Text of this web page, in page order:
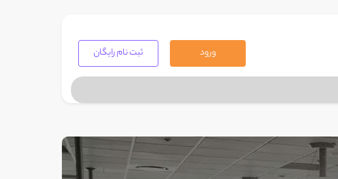
ورود ثبت نام رایگان